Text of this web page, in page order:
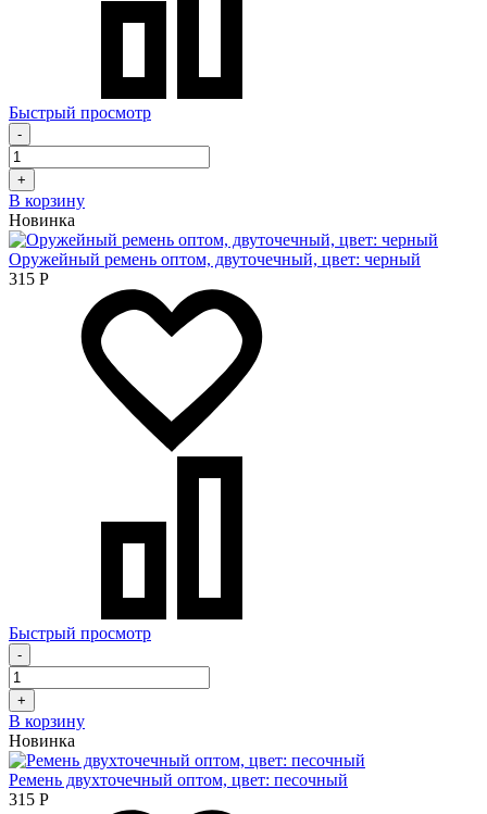
Быстрый просмотр
-
+
В корзину
Новинка
Оружейный ремень оптом, двуточечный, цвет: черный
315 Р
Быстрый просмотр
-
+
В корзину
Новинка
Ремень двухточечный оптом, цвет: песочный
315 Р